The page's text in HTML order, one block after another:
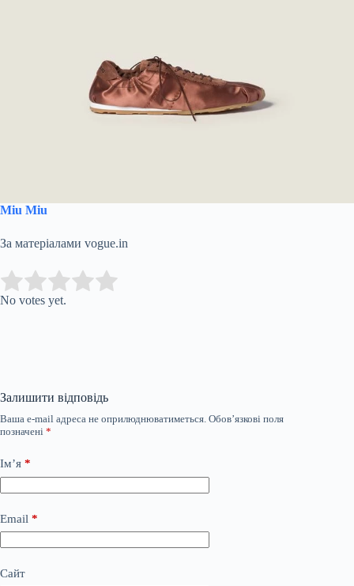
Miu Miu
За матеріалами vogue.in
Rate this item:
No votes yet.
Залишити відповідь
Ваша e-mail адреса не оприлюднюватиметься. Обов’язкові поля
позначені *
Ім’я *
Email *
Сайт